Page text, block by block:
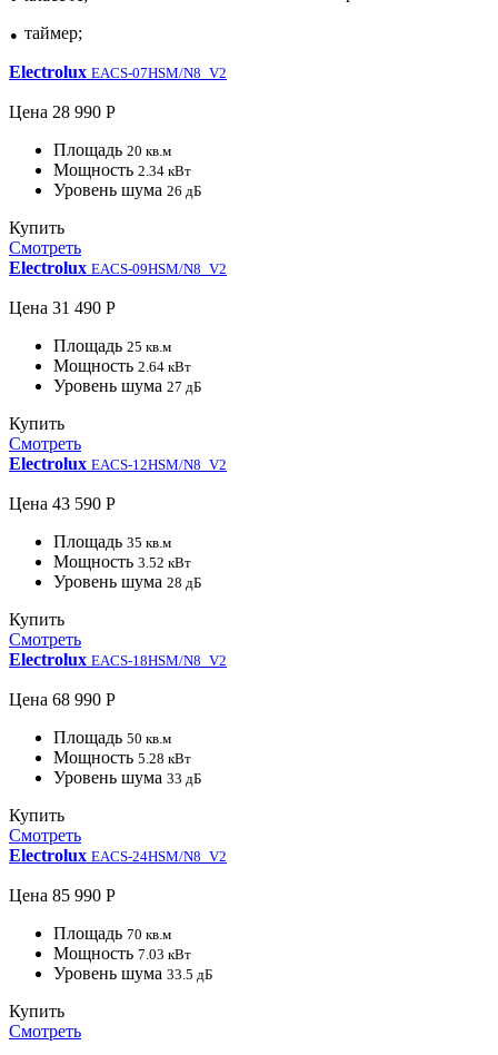
● таймер;
Electrolux EACS-07HSM/N8_V2
Цена 28 990 Р
Площадь 20 кв.м
Мощность 2.34 кВт
Уровень шума 26 дБ
Купить
Смотреть
Electrolux EACS-09HSM/N8_V2
Цена 31 490 Р
Площадь 25 кв.м
Мощность 2.64 кВт
Уровень шума 27 дБ
Купить
Смотреть
Electrolux EACS-12HSM/N8_V2
Цена 43 590 Р
Площадь 35 кв.м
Мощность 3.52 кВт
Уровень шума 28 дБ
Купить
Смотреть
Electrolux EACS-18HSM/N8_V2
Цена 68 990 Р
Площадь 50 кв.м
Мощность 5.28 кВт
Уровень шума 33 дБ
Купить
Смотреть
Electrolux EACS-24HSM/N8_V2
Цена 85 990 Р
Площадь 70 кв.м
Мощность 7.03 кВт
Уровень шума 33.5 дБ
Купить
Смотреть